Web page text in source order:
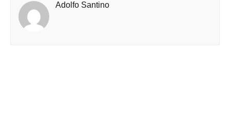
Adolfo Santino